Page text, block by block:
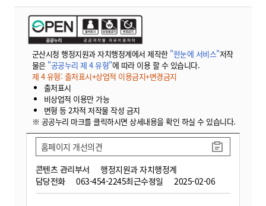
군산시청 행정지원과 자치행정계에서 제작한 "한눈에 서비스"저작
물은 "공공누리 제 4 유형"에 따라 이용 할 수 있습니다.
제 4 유형: 출처표시+상업적 이용금지+변경금지
출처표시
비상업적 이용만 가능
변형 등 2차적 저작물 작성 금지
※ 공공누리 마크를 클릭하시면 상세내용을 확인 하실 수 있습니다.
콘텐츠 관리부서
행정지원과 자치행정계
담당전화
063-454-2245최근수정일 2025-02-06
홈페이지 개선의견